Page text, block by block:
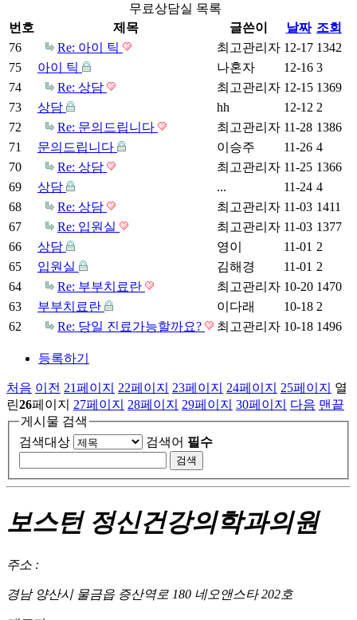
무료상담실 목록
번호
제목 글쓴이 날짜 조회
76
Re: 아이 틱 최고관리자 12-17 1342
75
아이 틱 나혼자 12-16 3
74
Re: 상담 최고관리자 12-15 1369
73
상담 hh 12-12 2
72
Re: 문의드립니다 최고관리자 11-28 1386
71
문의드립니다 이승주 11-26 4
70
Re: 상담 최고관리자 11-25 1366
69
상담 ... 11-24 4
68
Re: 상담 최고관리자 11-03 1411
67
Re: 입원실 최고관리자 11-03 1377
66
상담 영이 11-01 2
65
입원실 김해경 11-01 2
64
Re: 부부치료란 최고관리자 10-20 1470
63
부부치료란 이다래 10-18 2
62
Re: 당일 진료가능할까요? 최고관리자 10-18 1496
등록하기
처음 이전 21페이지 22페이지 23페이지 24페이지 25페이지
열
린26페이지 27페이지 28페이지 29페이지 30페이지 다음 맨끝
게시물 검색
검색대상
검색어 필수
보스턴 정신건강의학과의원
주소 :
경남 양산시 물금읍 증산역로 180 네오앤스타 202호